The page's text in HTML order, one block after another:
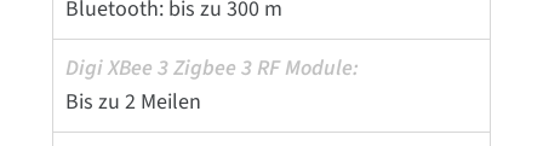
Bluetooth: bis zu 300 m
Bis zu 2 Meilen